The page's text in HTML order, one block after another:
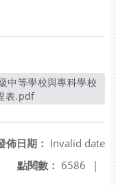
表.pdf另開新視窗
佈日期： Invalid date
點閱數： 6586 |